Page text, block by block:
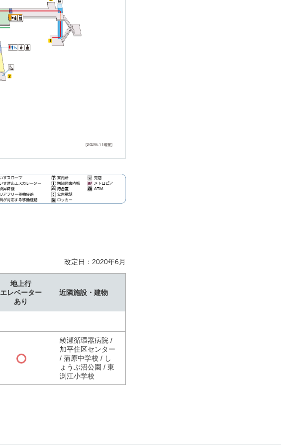
改定日：2020年6月
地上行
エレベーター
あり
近隣施設・建物
綾瀬循環器病院 /
加平住区センター
/ 蒲原中学校 / し
ょうぶ沼公園 / 東
渕江小学校